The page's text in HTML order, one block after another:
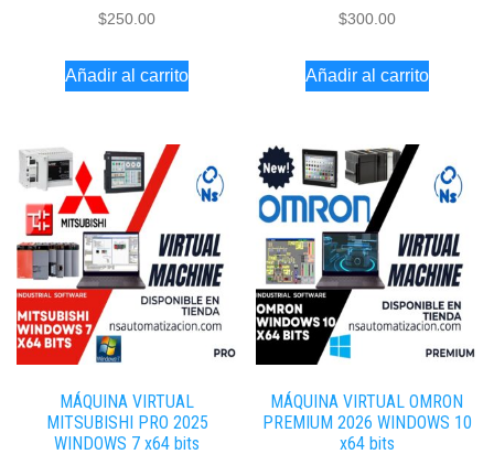
$250.00
Añadir al carrito
$300.00
Añadir al carrito
MÁQUINA VIRTUAL
MITSUBISHI PRO 2025
WINDOWS 7 x64 bits
MÁQUINA VIRTUAL OMRON
PREMIUM 2026 WINDOWS 10
x64 bits